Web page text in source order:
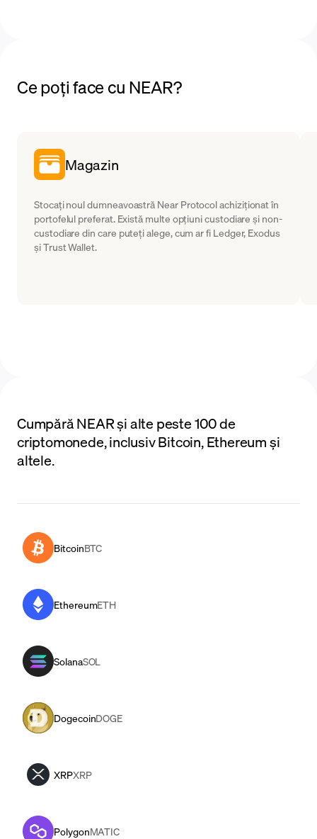
Ce poți face cu NEAR?
Magazin
Stocați noul dumneavoastră Near Protocol achiziționat în
portofelul preferat. Există multe opțiuni custodiare și non-
custodiare din care puteți alege, cum ar fi Ledger, Exodus
și Trust Wallet.
Cumpără NEAR și alte peste 100 de
criptomonede, inclusiv Bitcoin, Ethereum și
altele.
BitcoinBTC
EthereumETH
SolanaSOL
DogecoinDOGE
XRPXRP
PolygonMATIC